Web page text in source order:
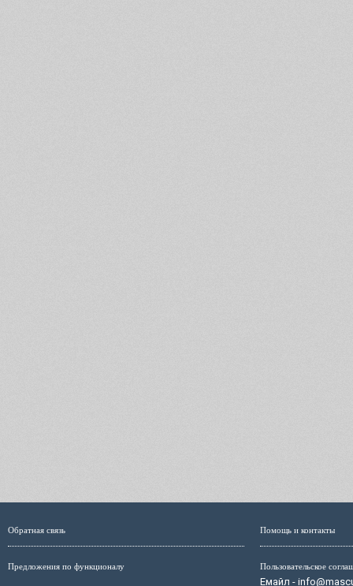
Обратная связь
Предложения по функционалу
Помощь и контакты
Пользовательское
Емайл -